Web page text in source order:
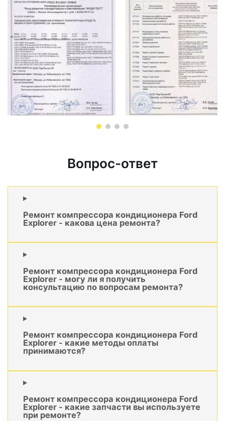
Вопрос-ответ
Ремонт компрессора кондиционера Ford
Explorer - какова цена ремонта?
Ремонт компрессора кондиционера Ford
Explorer - могу ли я получить
консультацию по вопросам ремонта?
Ремонт компрессора кондиционера Ford
Explorer - какие методы оплаты
принимаются?
Ремонт компрессора кондиционера Ford
Explorer - какие запчасти вы используете
при ремонте?